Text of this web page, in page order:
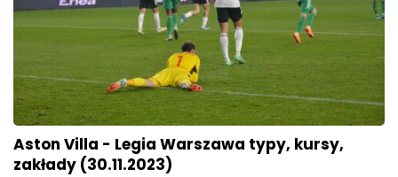
Aston Villa - Legia Warszawa typy, kursy,
zakłady (30.11.2023)